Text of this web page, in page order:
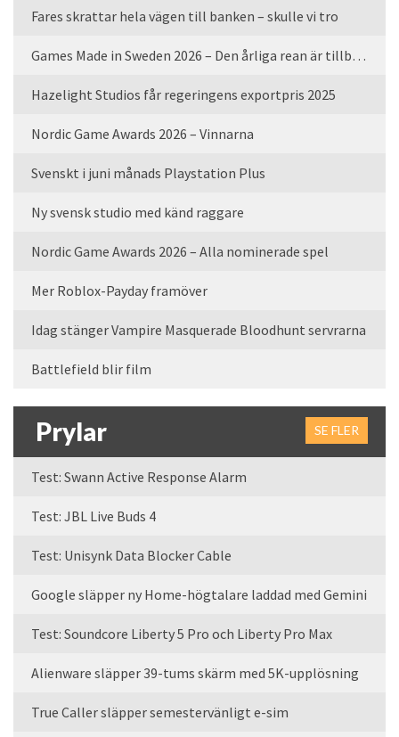
Fares skrattar hela vägen till banken – skulle vi tro
Games Made in Sweden 2026 – Den årliga rean är tillbaka
Hazelight Studios får regeringens exportpris 2025
Nordic Game Awards 2026 – Vinnarna
Svenskt i juni månads Playstation Plus
Ny svensk studio med känd raggare
Nordic Game Awards 2026 – Alla nominerade spel
Mer Roblox-Payday framöver
Idag stänger Vampire Masquerade Bloodhunt servrarna
Battlefield blir film
Prylar SE FLER
Test: Swann Active Response Alarm
Test: JBL Live Buds 4
Test: Unisynk Data Blocker Cable
Google släpper ny Home-högtalare laddad med Gemini
Test: Soundcore Liberty 5 Pro och Liberty Pro Max
Alienware släpper 39-tums skärm med 5K-upplösning
True Caller släpper semestervänligt e-sim